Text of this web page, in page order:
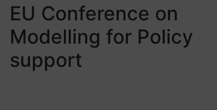
EU Conference on
Modelling for Policy
support